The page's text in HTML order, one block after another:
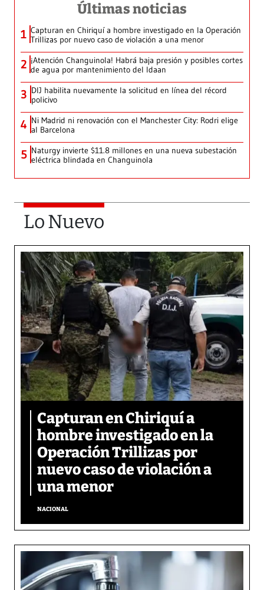
Últimas noticias
1 Capturan en Chiriquí a hombre investigado en la Operación
Trillizas por nuevo caso de violación a una menor
2 ¡Atención Changuinola! Habrá baja presión y posibles cortes
de agua por mantenimiento del Idaan
3 DIJ habilita nuevamente la solicitud en línea del récord
policivo
4 Ni Madrid ni renovación con el Manchester City: Rodri elige
al Barcelona
5 Naturgy invierte $11.8 millones en una nueva subestación
eléctrica blindada en Changuinola
Lo Nuevo
Capturan en Chiriquí a
hombre investigado en la
Operación Trillizas por
nuevo caso de violación a
una menor
NACIONAL